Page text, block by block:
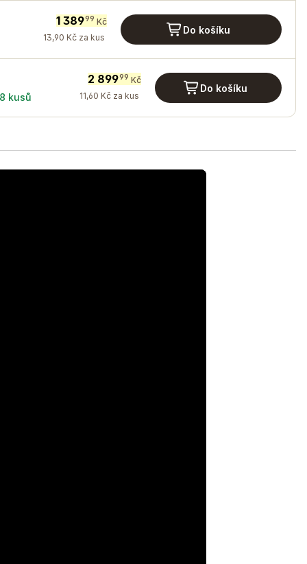
1 38999 Kč
13,90 Kč za kus
Do košíku
8 kusů
2 89999 Kč
11,60 Kč za kus
Do košíku